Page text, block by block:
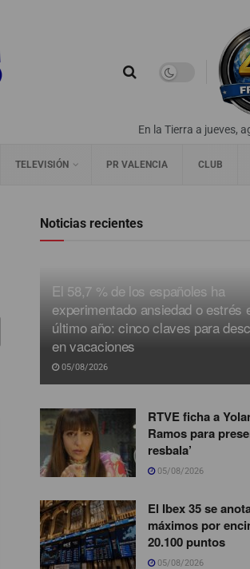
En la Tierra a jueves,
TELEVISIÓN PR VALENCIA CLUB
Noticias recientes
El 58,7 % de los españoles ha
experimentado ansiedad o estrés
último año: cinco claves para
en vacaciones
05/08/2026
RTVE ficha a
Ramos para
resbala’
05/08/2026
El Ibex 35 se
máximos por
20.100 puntos
05/08/2026